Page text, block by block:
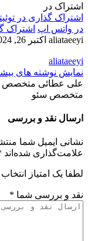
اشتراک در
اشتراک گذاری در
در واتس اپ اشتراک
aliataeeyi اکتبر 26, 2024
aliataeeyi
نمایش نوشته های
علی عطائی متخصص
متخصص سئو
ارسال نقد و بررسی
نشانی ایمیل شما
علامت‌گذاری شده‌اند
لطفا یک امتیاز انتخاب
نقد و بررسی شما *